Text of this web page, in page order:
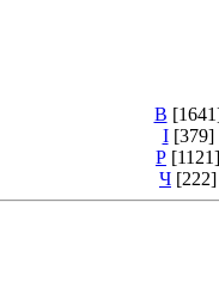
В
І [379]
Р [1121]
Ч [222]